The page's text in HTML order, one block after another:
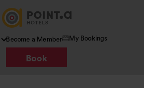
Become a Member My Bookings
Book